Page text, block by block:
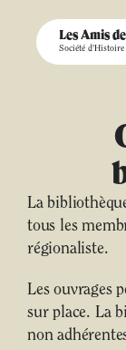
Les Amis
Société
La
tous les
régionaliste.
Les ouvrages
sur place. La
non